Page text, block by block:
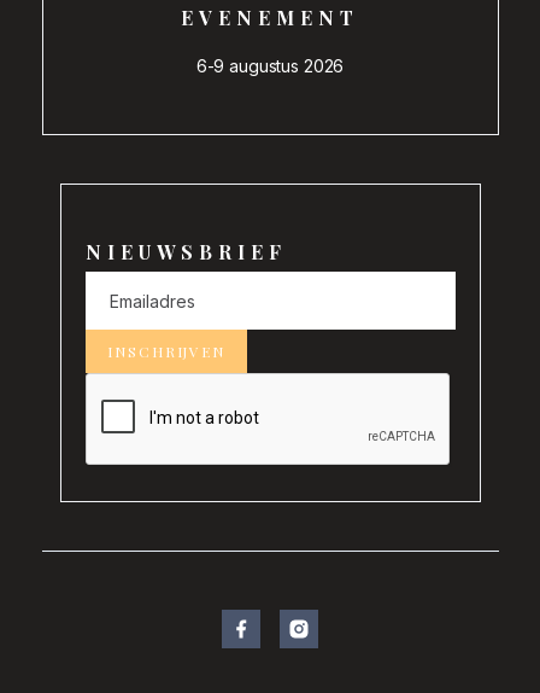
EVENEMENT
6-9 augustus 2026
NIEUWSBRIEF